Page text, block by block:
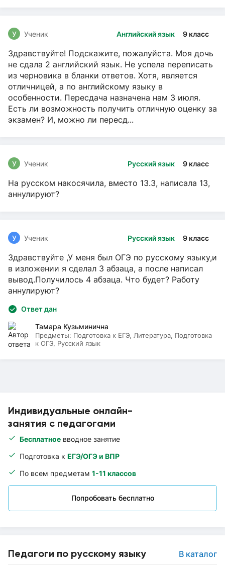
Индивидуальные онлайн-
занятия с педагогами
Бесплатное вводное занятие
Подготовка к ЕГЭ/ОГЭ и ВПР
По всем предметам 1-11 классов
Попробовать бесплатно
Педагоги по русскому языку В каталог
Английский язык 9 класс
У Ученик
Здравствуйте! Подскажите, пожалуйста. Моя дочь
не сдала 2 английский язык. Не успела переписать
из черновика в бланки ответов. Хотя, является
отличницей, а по английскому языку в
особенности. Пересдача назначена нам 3 июля.
Есть ли возможность получить отличную оценку за
экзамен? И, можно ли пересд...
Русский язык 9 класс
У Ученик
На русском накосячила, вместо 13.3, написала 13,
аннулируют?
Русский язык 9 класс
У Ученик
Здравствуйте ,У меня был ОГЭ по русскому языку,и
в изложении я сделал 3 абзаца, а после написал
вывод.Получилось 4 абзаца. Что будет? Работу
аннулируют?
Ответ дан
Тамара Кузьминична
Предметы: Подготовка к ЕГЭ, Литература, Подготовка
к ОГЭ, Русский язык